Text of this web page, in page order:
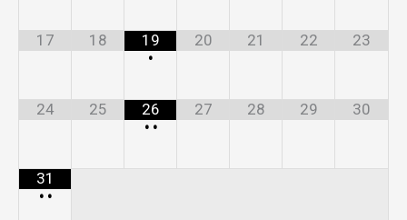
17 18
19
•
20 21 22 23
24 25
26
• •
27 28 29 30
31
• •